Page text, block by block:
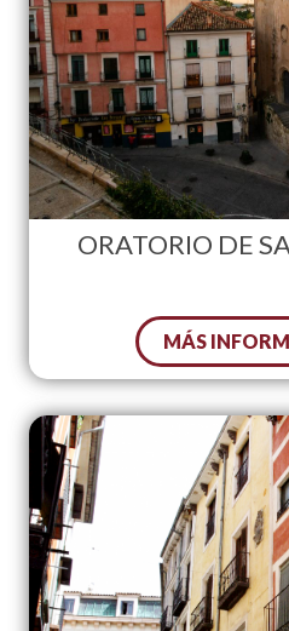
ORATORIO DE
MÁS